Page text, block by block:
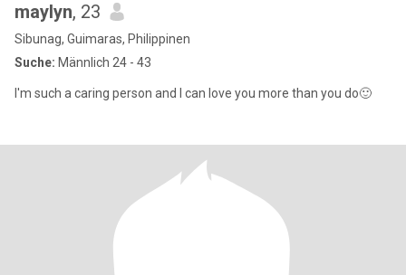
maylyn, 23
Sibunag, Guimaras, Philippinen
Suche: Männlich 24 - 43
I'm such a caring person and I can love you more than you do🙂